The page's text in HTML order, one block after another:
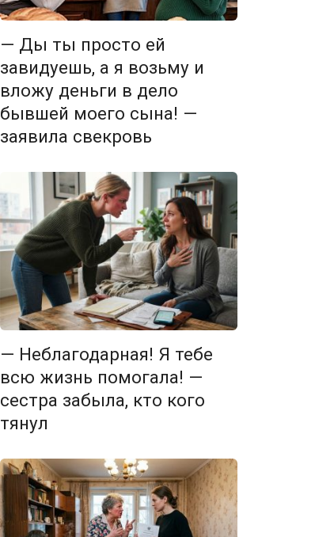
— Ды ты просто ей
завидуешь, а я возьму и
вложу деньги в дело
бывшей моего сына! —
заявила свекровь
— Неблагодарная! Я тебе
всю жизнь помогала! —
сестра забыла, кто кого
тянул